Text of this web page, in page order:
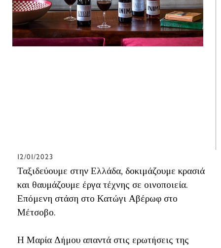
12/01/2023
Ταξιδεύουμε στην Ελλάδα, δοκιμάζουμε κρασιά
και θαυμάζουμε έργα τέχνης σε οινοποιεία.
Επόμενη στάση στο Κατώγι Αβέρωφ στο
Μέτσοβο.
Η Μαρία Δήμου απαντά στις ερωτήσεις της